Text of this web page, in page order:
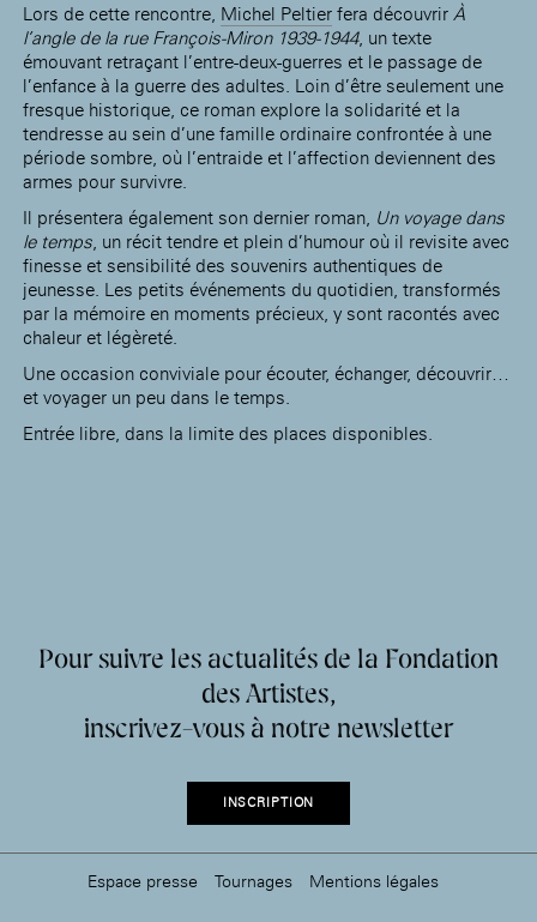
Lors de cette rencontre, Michel Peltier fera découvrirÀ
l’angle de la rue François-Miron 1939-1944, un texte
émouvant retraçant l’entre-deux-guerres et le passage de
l’enfance à la guerre des adultes. Loin d’être seulement une
fresque historique, ce roman explore la solidarité et la
tendresse au sein d’une famille ordinaire confrontée à une
période sombre, où l’entraide et l’affection deviennent des
armes pour survivre.
Il présentera également son dernier roman, Un voyage dans
le temps, un récit tendre et plein d’humour où il revisite avec
finesse et sensibilité des souvenirs authentiques de
jeunesse. Les petits événements du quotidien, transformés
par la mémoire en moments précieux, y sont racontés avec
chaleur et légèreté.
Une occasion conviviale pour écouter, échanger, découvrir…
et voyager un peu dans le temps.
Entrée libre, dans la limite des places disponibles.
Pour suivre les actualités de la Fondation
des Artistes,
inscrivez-vous à notre newsletter
INSCRIPTION
Espace presse Tournages Mentions légales